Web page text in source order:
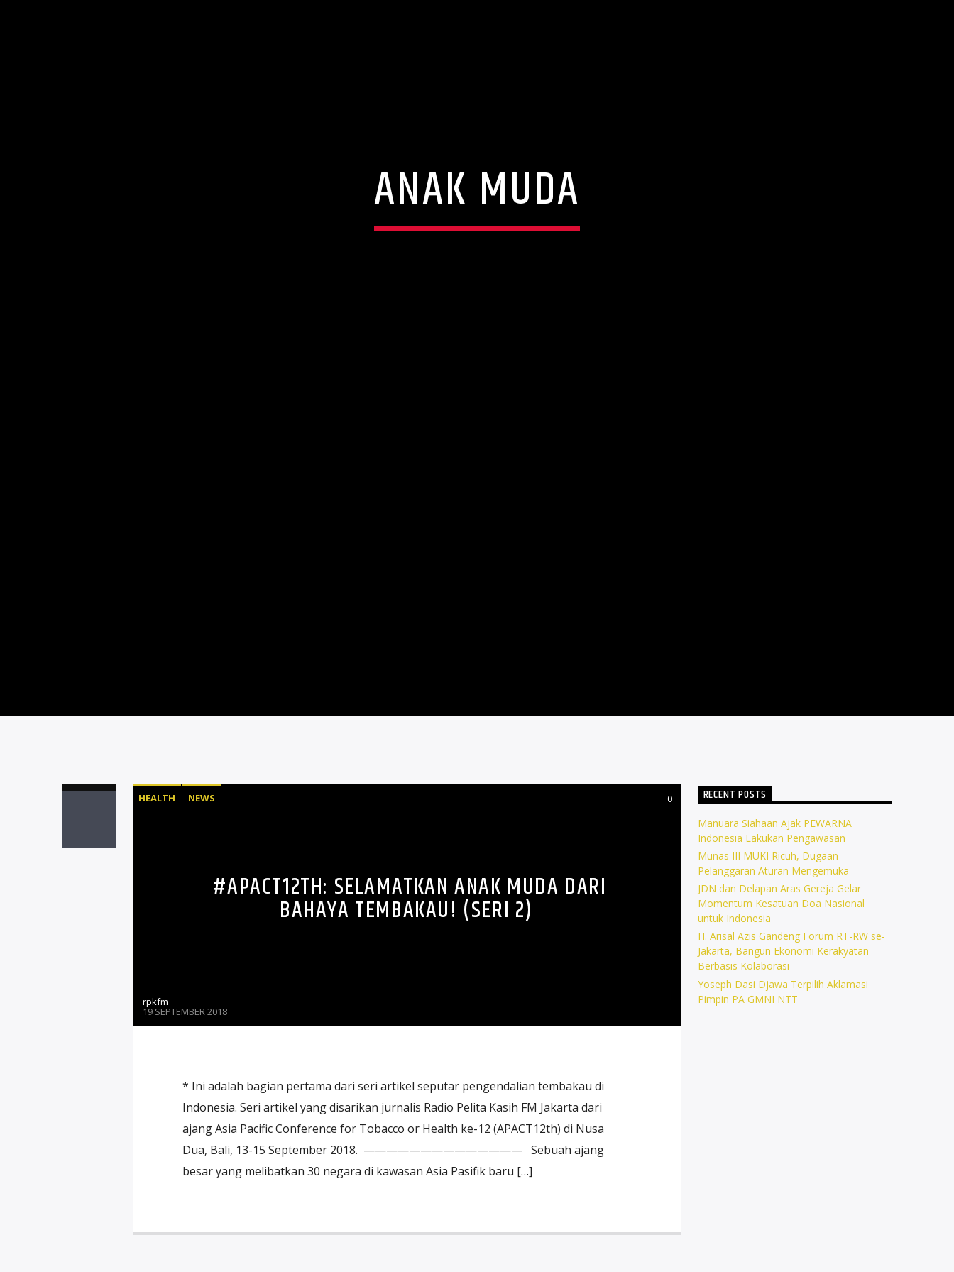
ANAK MUDA
HEALTH NEWS 0
#APACT12TH: SELAMATKAN ANAK MUDA DARI
BAHAYA TEMBAKAU! (SERI 2)
rpkfm
19 SEPTEMBER 2018
* Ini adalah bagian pertama dari seri artikel seputar pengendalian tembakau di
Indonesia. Seri artikel yang disarikan jurnalis Radio Pelita Kasih FM Jakarta dari
ajang Asia Pacific Conference for Tobacco or Health ke-12 (APACT12th) di Nusa
Dua, Bali, 13-15 September 2018. —————————————— Sebuah ajang
besar yang melibatkan 30 negara di kawasan Asia Pasifik baru […]
RECENT POSTS
Manuara Siahaan Ajak PEWARNA
Indonesia Lakukan Pengawasan
Munas III MUKI Ricuh, Dugaan
Pelanggaran Aturan Mengemuka
JDN dan Delapan Aras Gereja Gelar
Momentum Kesatuan Doa Nasional
untuk Indonesia
H. Arisal Azis Gandeng Forum RT-RW se-
Jakarta, Bangun Ekonomi Kerakyatan
Berbasis Kolaborasi
Yoseph Dasi Djawa Terpilih Aklamasi
Pimpin PA GMNI NTT